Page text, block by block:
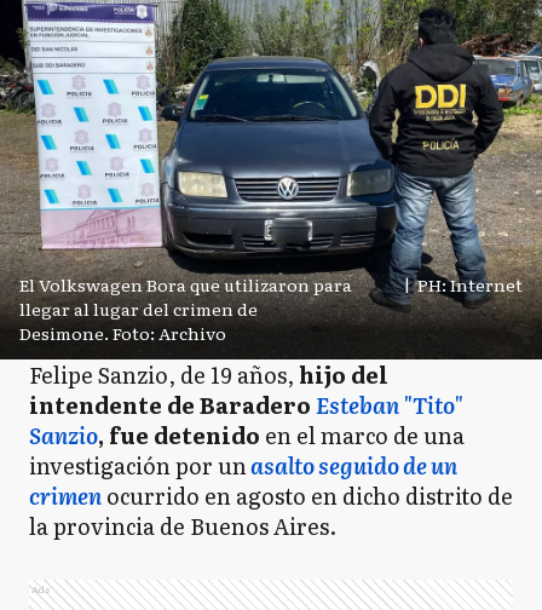
El Volkswagen Bora que utilizaron para
llegar al lugar del crimen de
Desimone. Foto: Archivo
| PH: Internet
Felipe Sanzio, de 19 años, hijo del
intendente de BaraderoEsteban "Tito"
Sanzio, fue detenido en el marco de una
investigación por unasalto seguido de un
crimenocurrido en agosto en dicho distrito de
la provincia de Buenos Aires.
Ads